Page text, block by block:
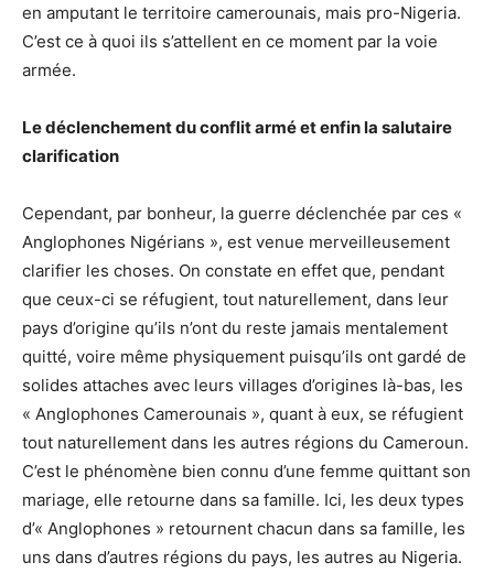
en amputant le territoire camerounais, mais pro-Nigeria.
C’est ce à quoi ils s’attellent en ce moment par la voie
armée.
Le déclenchement du conflit armé et enfin la salutaire
clarification
Cependant, par bonheur, la guerre déclenchée par ces «
Anglophones Nigérians », est venue merveilleusement
clarifier les choses. On constate en effet que, pendant
que ceux-ci se réfugient, tout naturellement, dans leur
pays d’origine qu’ils n’ont du reste jamais mentalement
quitté, voire même physiquement puisqu’ils ont gardé de
solides attaches avec leurs villages d’origines là-bas, les
« Anglophones Camerounais », quant à eux, se réfugient
tout naturellement dans les autres régions du Cameroun.
C’est le phénomène bien connu d’une femme quittant son
mariage, elle retourne dans sa famille. Ici, les deux types
d’« Anglophones » retournent chacun dans sa famille, les
uns dans d’autres régions du pays, les autres au Nigeria.